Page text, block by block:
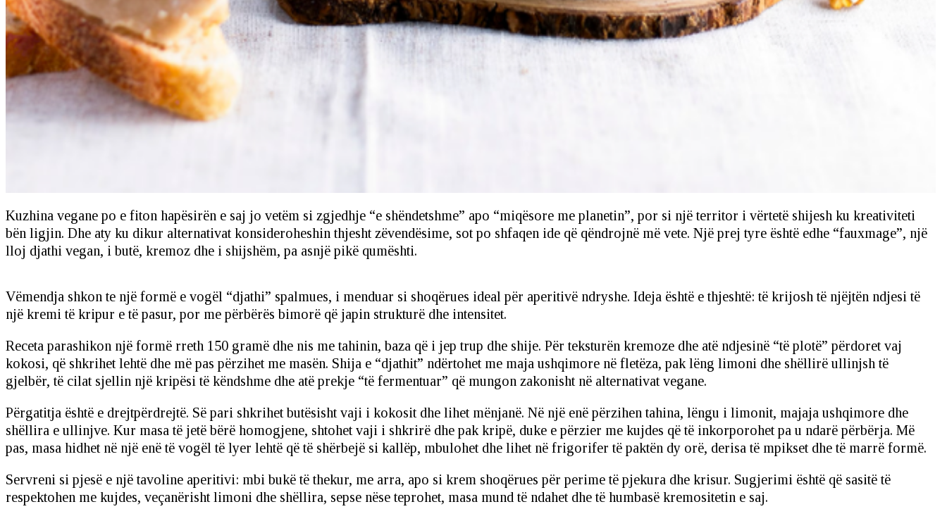
Kuzhina vegane po e fiton hapësirën e saj jo vetëm si zgjedhje “e shëndetshme” apo “miqësore me planetin”, por si një territor i vërtetë shijesh ku kreativiteti
bën ligjin. Dhe aty ku dikur alternativat konsideroheshin thjesht zëvendësime, sot po shfaqen ide që qëndrojnë më vete. Një prej tyre është edhe “fauxmage”, një
lloj djathi vegan, i butë, kremoz dhe i shijshëm, pa asnjë pikë qumështi.
Vëmendja shkon te një formë e vogël “djathi” spalmues, i menduar si shoqërues ideal për aperitivë ndryshe. Ideja është e thjeshtë: të krijosh të njëjtën ndjesi të
një kremi të kripur e të pasur, por me përbërës bimorë që japin strukturë dhe intensitet.
Receta parashikon një formë rreth 150 gramë dhe nis me tahinin, baza që i jep trup dhe shije. Për teksturën kremoze dhe atë ndjesinë “të plotë” përdoret vaj
kokosi, që shkrihet lehtë dhe më pas përzihet me masën. Shija e “djathit” ndërtohet me maja ushqimore në fletëza, pak lëng limoni dhe shëllirë ullinjsh të
gjelbër, të cilat sjellin një kripësi të këndshme dhe atë prekje “të fermentuar” që mungon zakonisht në alternativat vegane.
Përgatitja është e drejtpërdrejtë. Së pari shkrihet butësisht vaji i kokosit dhe lihet mënjanë. Në një enë përzihen tahina, lëngu i limonit, majaja ushqimore dhe
shëllira e ullinjve. Kur masa të jetë bërë homogjene, shtohet vaji i shkrirë dhe pak kripë, duke e përzier me kujdes që të inkorporohet pa u ndarë përbërja. Më
pas, masa hidhet në një enë të vogël të lyer lehtë që të shërbejë si kallëp, mbulohet dhe lihet në frigorifer të paktën dy orë, derisa të mpikset dhe të marrë formë.
Servreni si pjesë e një tavoline aperitivi: mbi bukë të thekur, me arra, apo si krem shoqërues për perime të pjekura dhe krisur. Sugjerimi është që sasitë të
respektohen me kujdes, veçanërisht limoni dhe shëllira, sepse nëse teprohet, masa mund të ndahet dhe të humbasë kremositetin e saj.